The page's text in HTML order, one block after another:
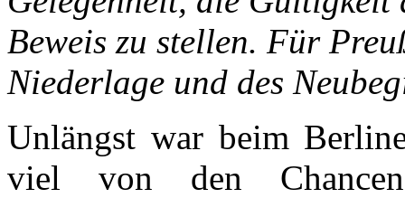
Beweis zu stellen. Für
Niederlage und des
Unlängst war beim
viel von den